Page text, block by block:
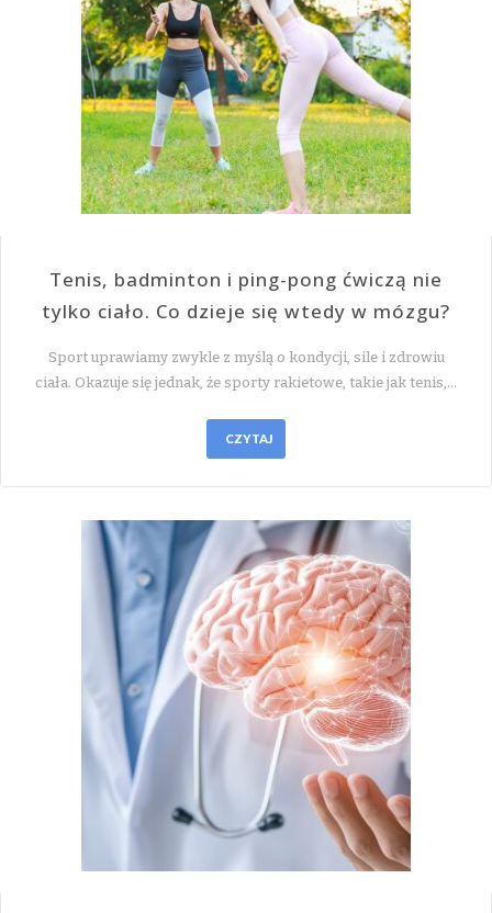
Tenis, badminton i ping-pong ćwiczą nie
tylko ciało. Co dzieje się wtedy w mózgu?
Sport uprawiamy zwykle z myślą o kondycji, sile i zdrowiu
ciała. Okazuje się jednak, że sporty rakietowe, takie jak tenis,…
CZYTAJ